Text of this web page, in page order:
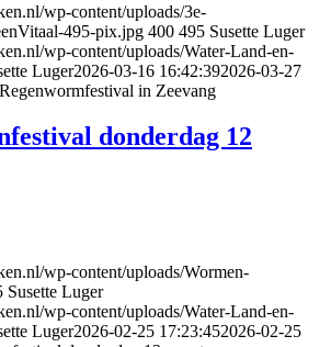
wp-content/uploads/3e-
495-pix.jpg 400 495 Susette Luger
wp-content/uploads/Water-Land-en-
Luger2026-03-16 16:42:392026-03-27
in Zeevang
donderdag 12
wp-content/uploads/Wormen-
Susette Luger
wp-content/uploads/Water-Land-en-
Luger2026-02-25 17:23:452026-02-25